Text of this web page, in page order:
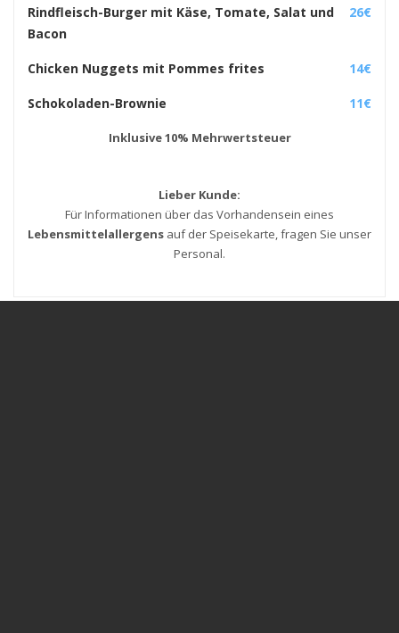
Rindfleisch-Burger mit Käse, Tomate, Salat und
Bacon
26€
Chicken Nuggets mit Pommes frites 14€
Schokoladen-Brownie 11€
Inklusive 10% Mehrwertsteuer
Lieber Kunde:
Für Informationen über das Vorhandensein eines
Lebensmittelallergens auf der Speisekarte, fragen Sie unser
Personal.